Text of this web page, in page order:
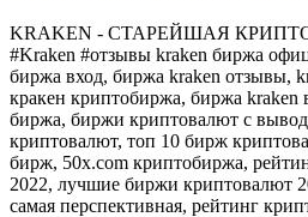
KRAKEN - СТАРЕЙШАЯ
#Kraken #отзывы kraken биржа
биржа вход, биржа kraken отзывы,
кракен криптобиржа, биржа kraken
биржа, биржи криптовалют с
криптовалют, топ 10 бирж
бирж, 50x.com криптобиржа,
2022, лучшие биржи криптовалют
самая перспективная, рейтинг